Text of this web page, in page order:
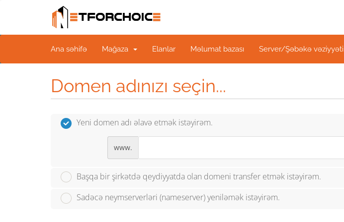
Ana səhifə Mağaza Elanlar Məlumat bazası Server/Şəbəkə vəziyyəti
Domen adınızı seçin...
Yeni domen adı əlavə etmək istəyirəm.
www.
Başqa bir şirkətdə qeydiyyatda olan domeni transfer etmək istəyirəm.
Sadəcə neymserverləri (nameserver) yeniləmək istəyirəm.